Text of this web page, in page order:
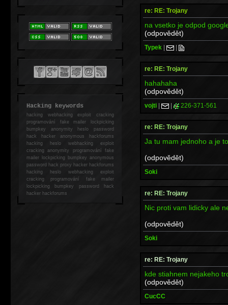
re: RE: Trojany
na vsetko je odpod
(odpovědět)
Typek | |
re: RE: Trojany
hahahaha
(odpovědět)
vojti | | 226-371-561
re: RE: Trojany
Ja tu mam jednoho a je
(odpovědět)
Soki
re: RE: Trojany
Nic proti vam lidicky ale
(odpovědět)
Soki
re: RE: Trojany
kde stiahnem nejakeho
(odpovědět)
CucCC
Hacking keywords
hackingwebhacking exploit cracking
programování fake mailer lockpicking
bumpkey anonymity heslo password
hackhacker anonymous hackforums
hackingheslo webhacking exploit
cracking anonymity programování fake
mailer lockpicking bumpkey anonymous
password hack proxy hacker hackforums
hacking heslo webhacking exploit
cracking programování fake mailer
lockpicking bumpkey password hack
hackerhackforums